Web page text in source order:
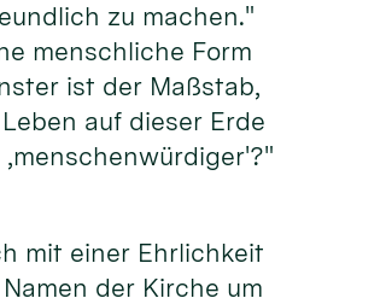
zu machen."
menschliche Form
ist der Maßstab,
auf dieser Erde
mit einer Ehrlichkeit
der Kirche um